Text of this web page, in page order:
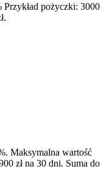
pożyczki: 3000
Maksymalna wartość
zł na 30 dni. Suma do